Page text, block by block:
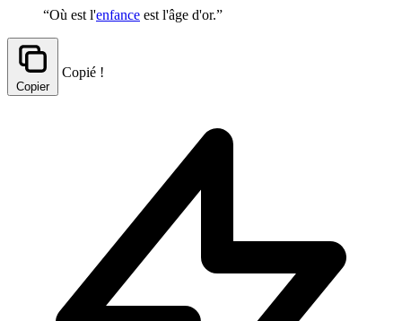
“Où est l'enfance est l'âge d'or.”
Copier
Copié !